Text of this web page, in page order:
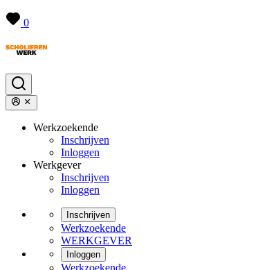
0
Werkzoekende
Inschrijven
Inloggen
Werkgever
Inschrijven
Inloggen
Inschrijven
Werkzoekende
WERKGEVER
Inloggen
Werkzoekende